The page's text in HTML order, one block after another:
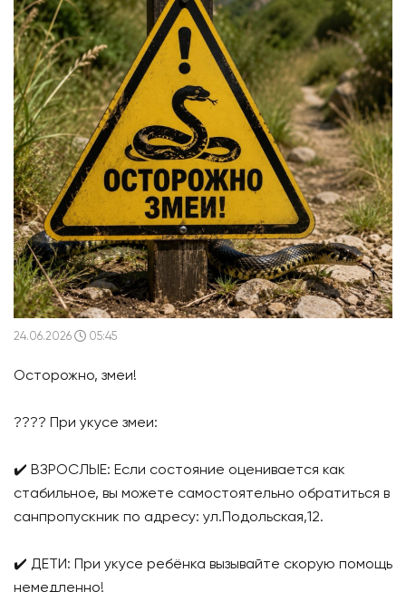
24.06.2026 05:45
Осторожно, змеи!
???? При укусе змеи:
✔️ ВЗРОСЛЫЕ: Если состояние оценивается как
стабильное, вы можете самостоятельно обратиться в
санпропускник по адресу: ул.Подольская,12.
✔️ ДЕТИ: При укусе ребёнка вызывайте скорую помощь
немедленно!